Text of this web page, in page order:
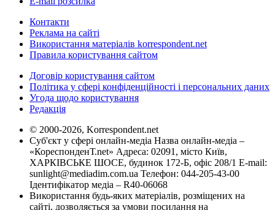
Контакти
Реклама на сайті
Використання матеріалів korrespondent.net
Правила користування сайтом
Договір користування сайтом
Політика у сфері конфіденційності і персональних даних
Угода щодо користування
Редакція
© 2000-2026, Korrespondent.net
Суб'єкт у сфері онлайн-медіа Назва онлайн-медіа –
«КореспонденТ.net» Адреса: 02091, місто Київ,
ХАРКІВСЬКЕ ШОСЕ, будинок 172-Б, офіс 208/1 E-mail:
sunlight@mediadim.com.ua Телефон: 044-205-43-00
Ідентифікатор медіа – R40-06068
Використання будь-яких матеріалів, розміщених на
сайті, дозволяється за умови посилання на